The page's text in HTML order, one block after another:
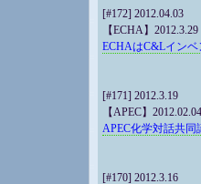
[#172] 2012.04.03
【ECHA】2012.3.29
ECHAはC&Lイン
[#171] 2012.3.19
【APEC】2012.02.04
APEC化学対話共
[#170] 2012.3.16